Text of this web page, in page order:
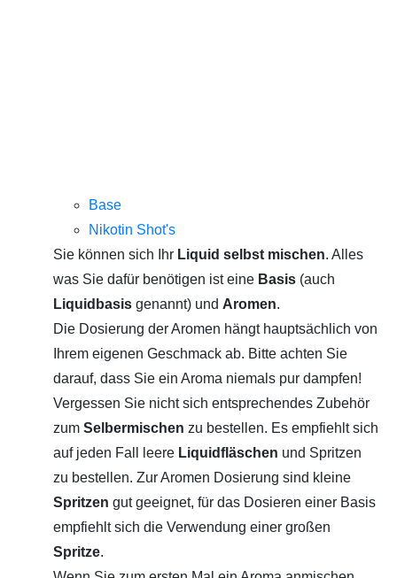
Base
Nikotin Shot's
Sie können sich Ihr Liquid selbst mischen. Alles
was Sie dafür benötigen ist eine Basis (auch
Liquidbasis genannt) und Aromen.
Die Dosierung der Aromen hängt hauptsächlich von
Ihrem eigenen Geschmack ab. Bitte achten Sie
darauf, dass Sie ein Aroma niemals pur dampfen!
Vergessen Sie nicht sich entsprechendes Zubehör
zum Selbermischen zu bestellen. Es empfiehlt sich
auf jeden Fall leere Liquidfläschen und Spritzen
zu bestellen. Zur Aromen Dosierung sind kleine
Spritzen gut geeignet, für das Dosieren einer Basis
empfiehlt sich die Verwendung einer großen
Spritze.